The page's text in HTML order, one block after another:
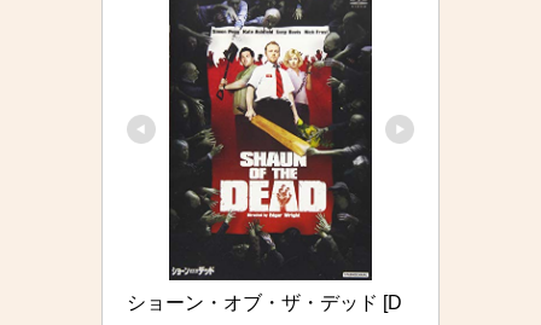
ショーン・オブ・ザ・デッド [D